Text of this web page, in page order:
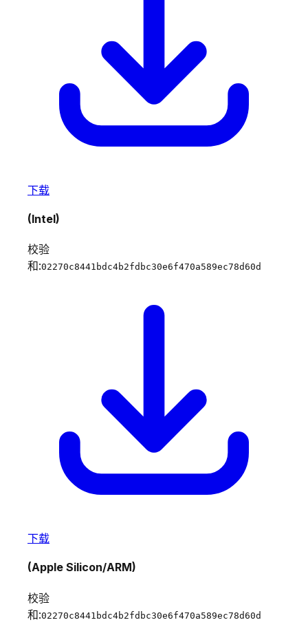
下载
(Intel)
校验
和:02270c8441bdc4b2fdbc30e6f470a589ec78d60d
下载
(Apple Silicon/ARM)
校验
和:02270c8441bdc4b2fdbc30e6f470a589ec78d60d